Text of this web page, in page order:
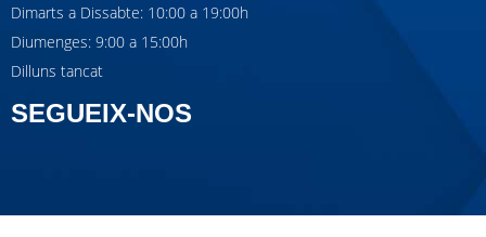
Dimarts a Dissabte: 10:00 a 19:00h
Diumenges: 9:00 a 15:00h
Dilluns tancat
SEGUEIX-NOS